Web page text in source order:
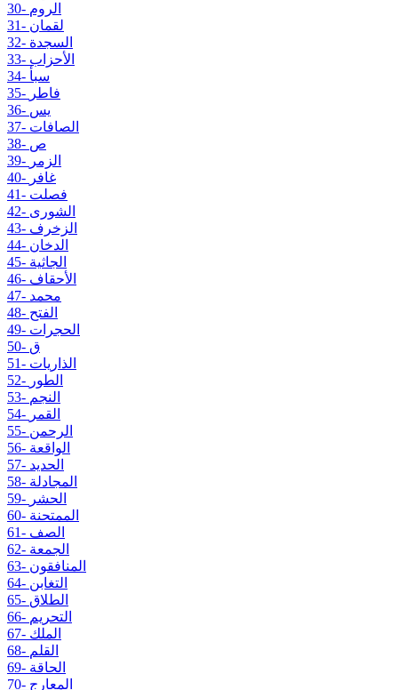
30- الروم
31- لقمان
32- السجدة
33- الأحزاب
34- سبأ
35- فاطر
36- يس
37- الصافات
38- ص
39- الزمر
40- غافر
41- فصلت
42- الشورى
43- الزخرف
44- الدخان
45- الجاثية
46- الأحقاف
47- محمد
48- الفتح
49- الحجرات
50- ق
51- الذاريات
52- الطور
53- النجم
54- القمر
55- الرحمن
56- الواقعة
57- الحديد
58- المجادلة
59- الحشر
60- الممتحنة
61- الصف
62- الجمعة
63- المنافقون
64- التغابن
65- الطلاق
66- التحريم
67- الملك
68- القلم
69- الحاقة
70- المعارج